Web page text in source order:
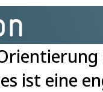
Suchvorschläge
ist eine